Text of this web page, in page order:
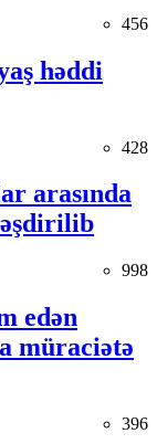
456
həddi
428
arasında
998
edən
müraciətə
396